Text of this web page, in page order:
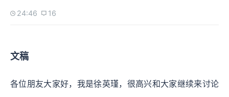
24:46 16
文稿
各位朋友大家好，我是徐英瑾，很高兴和大家继续来讨论